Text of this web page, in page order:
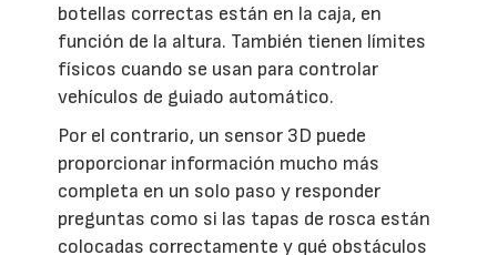
botellas correctas están en la caja, en
función de la altura. También tienen límites
físicos cuando se usan para controlar
vehículos de guiado automático.
Por el contrario, un sensor 3D puede
proporcionar información mucho más
completa en un solo paso y responder
preguntas como si las tapas de rosca están
colocadas correctamente y qué obstáculos